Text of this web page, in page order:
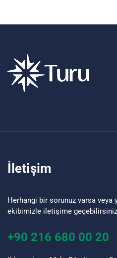
İletişim
Herhangi bir sorunuz varsa veya
ekibimizle iletişime
+90 216 680 00 20